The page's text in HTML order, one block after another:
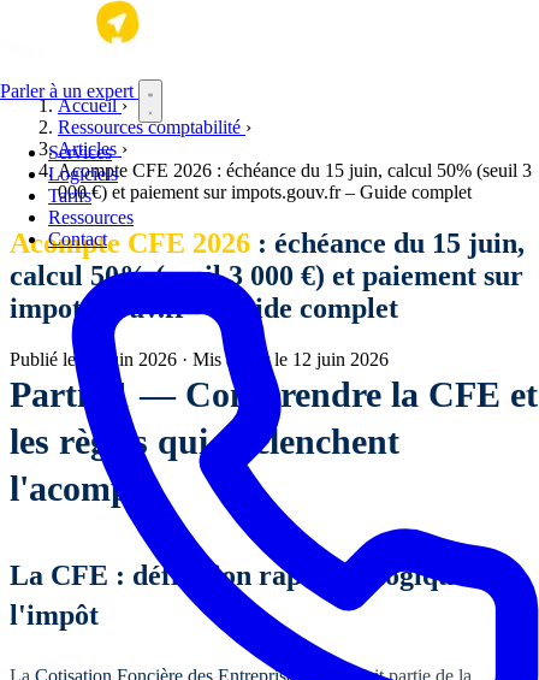
Aller au contenu principal
Parler à un expert
Services
Logiciels
Tarifs
Ressources
Contact
Accueil›
Ressources comptabilité ›
Articles ›
Acompte CFE 2026 : échéance du 15 juin, calcul 50% (seuil 3
000 €) et paiement sur impots.gouv.fr – Guide complet
Acompte CFE 2026 : échéance du 15 juin,
calcul 50% (seuil 3 000 €) et paiement sur
impots.gouv.fr – Guide complet
Publié le 10 juin 2026 · Mis à jour le 12 juin 2026
Partie 1 — Comprendre la CFE et
les règles qui déclenchent
l'acompte
La CFE : définition rapide et logique de
l'impôt